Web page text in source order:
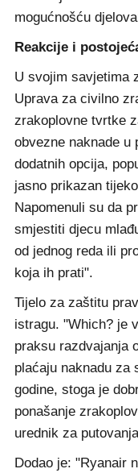
mogućnošću
Reakcije i
U svojim savjetima
Uprava za civilno
zrakoplovne tvrtke
obvezne naknade u
dodatnih opcija,
jasno prikazan
Napomenuli su da
smjestiti djecu
od jednog reda ili
koja ih prati".
Tijelo za zaštitu
istragu. "Which? je
praksu razdvajanja
plaćaju naknadu za
godine, stoga je
ponašanje
urednik za
Dodao je: "Ryanair